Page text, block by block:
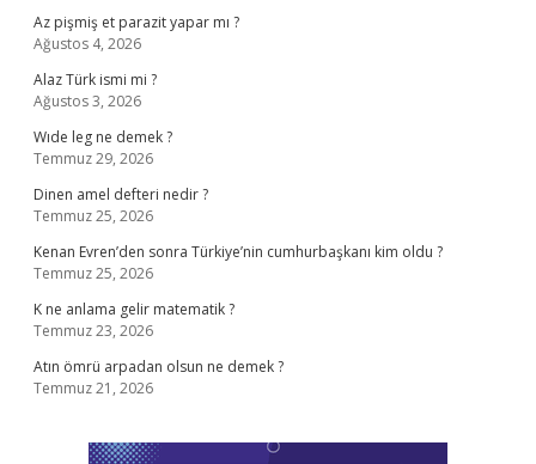
Az pişmiş et parazit yapar mı ?
Ağustos 4, 2026
Alaz Türk ismi mi ?
Ağustos 3, 2026
Wıde leg ne demek ?
Temmuz 29, 2026
Dinen amel defteri nedir ?
Temmuz 25, 2026
Kenan Evren’den sonra Türkiye’nin cumhurbaşkanı kim oldu ?
Temmuz 25, 2026
K ne anlama gelir matematik ?
Temmuz 23, 2026
Atın ömrü arpadan olsun ne demek ?
Temmuz 21, 2026